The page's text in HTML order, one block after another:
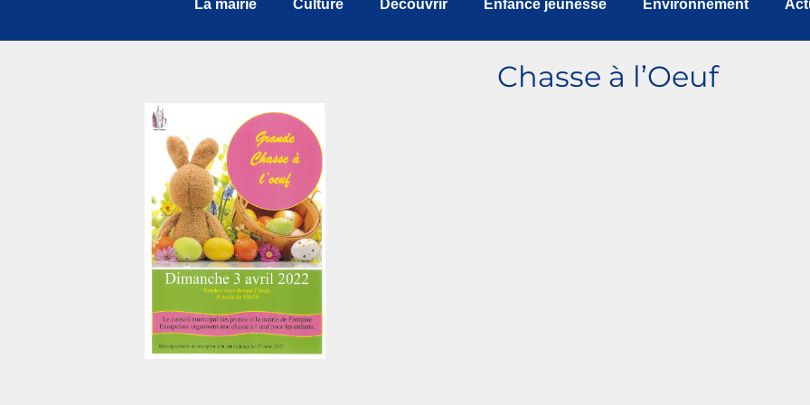
La mairie Culture Découvrir Enfance jeunesse Environnement
Chasse à l’Oeuf